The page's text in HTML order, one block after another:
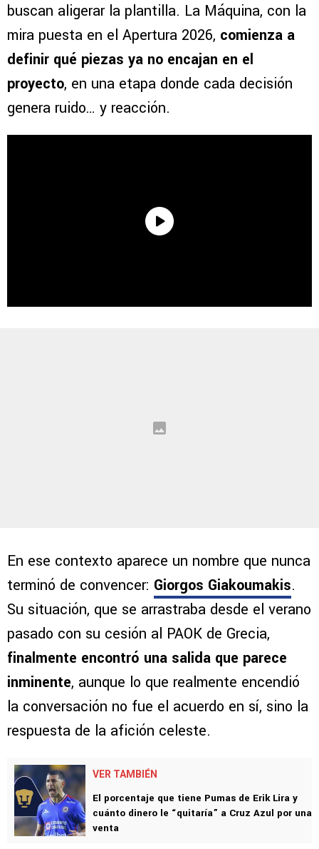
buscan aligerar la plantilla. La Máquina, con la
mira puesta en el Apertura 2026, comienza a
definir qué piezas ya no encajan en el
proyecto, en una etapa donde cada decisión
genera ruido… y reacción.
En ese contexto aparece un nombre que nunca
terminó de convencer: Giorgos Giakoumakis.
Su situación, que se arrastraba desde el verano
pasado con su cesión al PAOK de Grecia,
finalmente encontró una salida que parece
inminente, aunque lo que realmente encendió
la conversación no fue el acuerdo en sí, sino la
respuesta de la afición celeste.
VER TAMBIÉN
El porcentaje que tiene Pumas de Erik Lira y
cuánto dinero le “quitaría” a Cruz Azul por una
venta